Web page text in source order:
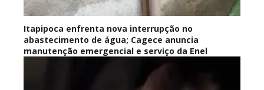
Itapipoca enfrenta nova interrupção no
abastecimento de água; Cagece anuncia
manutenção emergencial e serviço da Enel